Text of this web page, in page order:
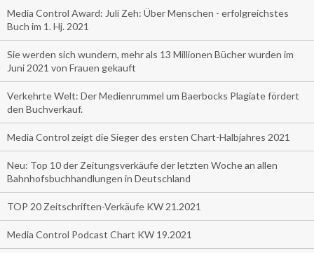
Media Control Award: Juli Zeh: Über Menschen - erfolgreichstes
Buch im 1. Hj. 2021
Sie werden sich wundern, mehr als 13 Millionen Bücher wurden im
Juni 2021 von Frauen gekauft
Verkehrte Welt: Der Medienrummel um Baerbocks Plagiate fördert
den Buchverkauf.
Media Control zeigt die Sieger des ersten Chart-Halbjahres 2021
Neu: Top 10 der Zeitungsverkäufe der letzten Woche an allen
Bahnhofsbuchhandlungen in Deutschland
TOP 20 Zeitschriften-Verkäufe KW 21.2021
Media Control Podcast Chart KW 19.2021